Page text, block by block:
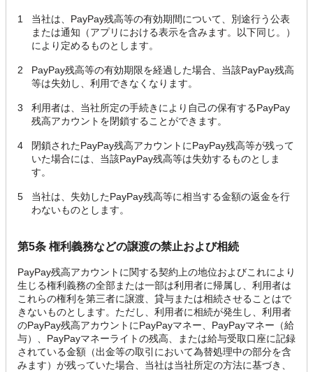
1
当社は、PayPay残高等の有効期間について、別途行う公表
または通知（アプリにおける表示を含みます。以下同じ。）
により定めるものとします。
2
PayPay残高等の有効期限を経過した場合、当該PayPay残高
等は失効し、利用できなくなります。
3
利用者は、当社所定の手続きにより自己の保有するPayPay
残高アカウントを閉鎖することができます。
4
閉鎖されたPayPay残高アカウントにPayPay残高等が残って
いた場合には、当該PayPay残高等は失効するものとしま
す。
5
当社は、失効したPayPay残高等に相当する金額の返金を行
わないものとします。
第5条 権利義務などの譲渡の禁止および相続
PayPay残高アカウントに関する契約上の地位およびこれにより
生じる権利義務の全部または一部は利用者に帰属し、利用者は
これらの権利を第三者に譲渡、貸与または相続させることはで
きないものとします。ただし、利用者に相続が発生し、利用者
のPayPay残高アカウントにPayPayマネー、PayPayマネー（給
与）、PayPayマネーライトの残高、または給与受取口座に記録
されている金額（出金等の取引において為替処理中の部分を含
みます）が残っていた場合、当社は当社所定の方法に基づき、